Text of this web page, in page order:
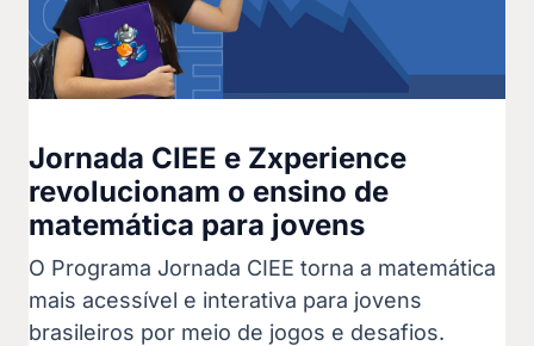
Jornada CIEE e Zxperience
revolucionam o ensino de
matemática para jovens
O Programa Jornada CIEE torna a matemática
mais acessível e interativa para jovens
brasileiros por meio de jogos e desafios.